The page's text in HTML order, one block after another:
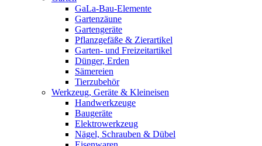
GaLa-Bau-Elemente
Gartenzäune
Gartengeräte
Pflanzgefäße & Zierartikel
Garten- und Freizeitartikel
Dünger, Erden
Sämereien
Tierzubehör
Werkzeug, Geräte & Kleineisen
Handwerkzeuge
Baugeräte
Elektrowerkzeug
Nägel, Schrauben & Dübel